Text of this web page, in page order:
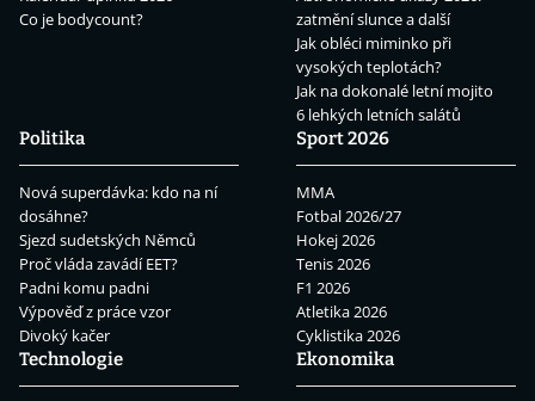
Co je bodycount?
zatmění slunce a další
Jak obléci miminko při
vysokých teplotách?
Jak na dokonalé letní mojito
6 lehkých letních salátů
Politika
Nová superdávka: kdo na ní
dosáhne?
Sjezd sudetských Němců
Proč vláda zavádí EET?
Padni komu padni
Výpověď z práce vzor
Divoký kačer
Sport 2026
MMA
Fotbal 2026/27
Hokej 2026
Tenis 2026
F1 2026
Atletika 2026
Cyklistika 2026
Technologie
Ekonomika